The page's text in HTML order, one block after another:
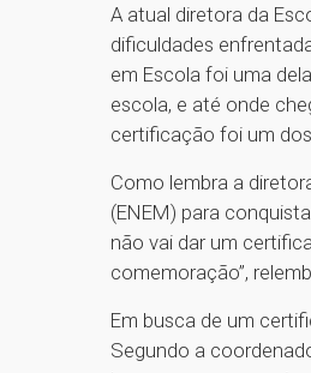
A atual diretora da
dificuldades
em Escola foi uma
escola, e até onde
certificação foi um
Como lembra a
(ENEM) para
não vai dar um
comemoração”,
Em busca de um
Segundo a